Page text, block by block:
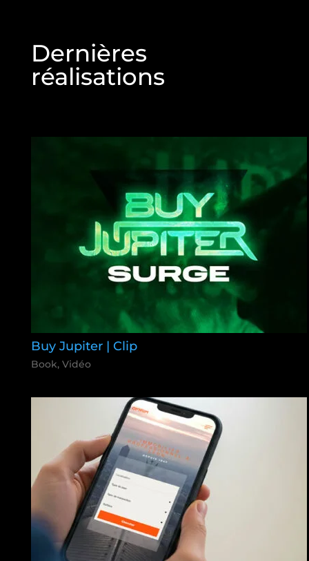
Dernières
réalisations
Buy Jupiter | Clip
Book, Vidéo